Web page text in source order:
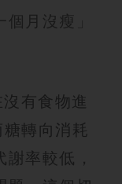
月沒瘦」
有食物進
轉向消耗
率較低，